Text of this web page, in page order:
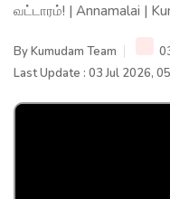
வட்டாரம்! | Annamalai |
ByKumudam Team
Last Update : 03 Jul 2026,